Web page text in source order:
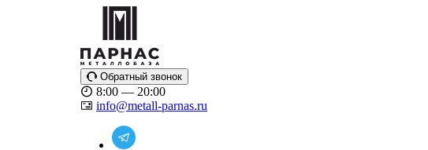
Обратный звонок
8:00 — 20:00
info@metall-parnas.ru